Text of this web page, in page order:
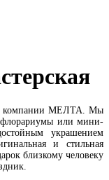
компании МЕЛТА. Мы
флорариумы или мини-
украшением
и стильная
близкому человеку